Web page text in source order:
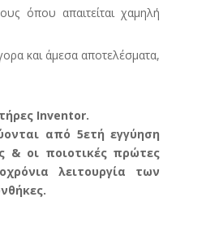
όπου απαιτείται χαμηλή
και άμεσα αποτελέσματα,
Inventor.
από 5ετή εγγύηση
& οι ποιοτικές πρώτες
λειτουργία των